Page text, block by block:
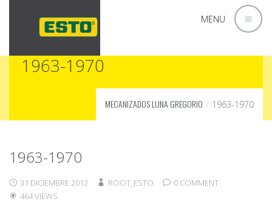
MENU
1963-1970
MECANIZADOS LUNA GREGORIO 1963-1970
1963-1970
31 DICIEMBRE 2012 ROOT_ESTO
0 COMMENT
464 VIEWS